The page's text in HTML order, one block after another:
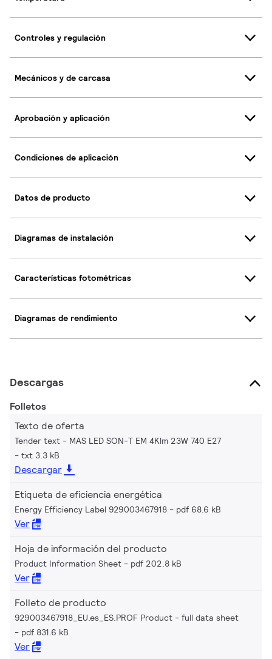
Controles y regulación
Mecánicos y de carcasa
Aprobación y aplicación
Condiciones de aplicación
Datos de producto
Diagramas de instalación
Características fotométricas
Diagramas de rendimiento
Descargas
Folletos
Texto de oferta
Tender text - MAS LED SON-T EM 4Klm 23W 740 E27
txt 3.3 kB
Descargar
Etiqueta de eficiencia energética
Energy Efficiency Label 929003467918 pdf 68.6 kB
Ver
Hoja de información del producto
Product Information Sheet pdf 202.8 kB
Ver
Folleto de producto
929003467918_EU.es_ES.PROF Product - full data sheet
pdf 831.6 kB
Ver